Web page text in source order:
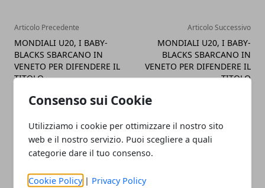
Consenso sui Cookie
Utilizziamo i cookie per ottimizzare il nostro sito
web e il nostro servizio. Puoi scegliere a quali
categorie dare il tuo consenso.
Cookie Policy | Privacy Policy
Articolo Precedente
MONDIALI U20, I BABY-
BLACKS SBARCANO IN
VENETO PER DIFENDERE IL
TITOLO
Articolo Successivo
MONDIALI U20, I BABY-
BLACKS SBARCANO IN
VENETO PER DIFENDERE IL
TITOLO